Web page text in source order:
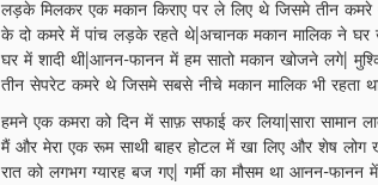
लड़के मिलकर एक मकान किराए पर ले लिए थे जिसमे तीन
के दो कमरे में पांच लड़के रहते थे|अचानक मकान मालिक ने घर
घर में शादी थी|आनन-फानन में हम सातो मकान खोजने लगे|
तीन सेपरेट कमरे थे जिसमे सबसे नीचे मकान मालिक भी रहता
हमने एक कमरा को दिन में साफ़ सफाई कर लिया|सारा सामान
मैं और मेरा एक रूम साथी बाहर होटल में खा लिए और शेष लोग
रात को लगभग ग्यारह बज गए| गर्मी का मौसम था आनन-